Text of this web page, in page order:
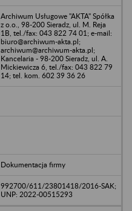
Archiwum Usługowe "AKTA" Spółka
z o.o., 98-200 Sieradz, ul. M. Reja
1B, tel./fax: 043 822 74 01; e-mail:
biuro@archiwum-akta.pl;
archiwum@archiwum-akta.pl;
Kancelaria - 98-200 Sieradz, ul. A.
Mickiewicza 6, tel./fax: 043 822 79
14; tel. kom. 602 39 36 26
Dokumentacja firmy
992700/611/23801418/2016-SAK;
UNP: 2022-00515293